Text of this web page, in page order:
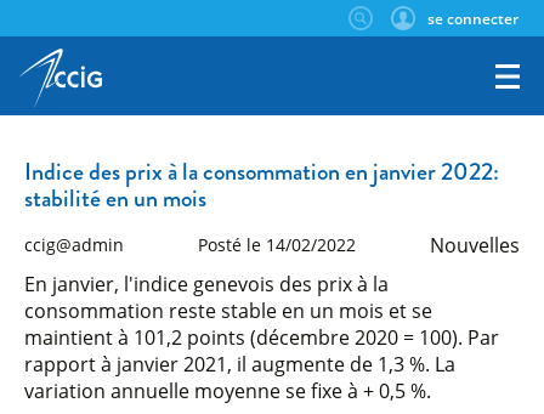
se connecter
Indice des prix à la consommation en janvier 2022:
stabilité en un mois
ccig@admin Posté le 14/02/2022
Nouvelles
En janvier, l'indice genevois des prix à la
consommation reste stable en un mois et se
maintient à 101,2 points (décembre 2020 = 100). Par
rapport à janvier 2021, il augmente de 1,3 %. La
variation annuelle moyenne se fixe à + 0,5 %.